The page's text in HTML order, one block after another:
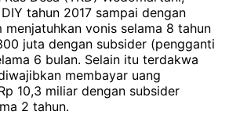
tahun 2017 sampai dengan
menjatuhkan vonis selama 8 tahun
juta dengan subsider (pengganti
6 bulan. Selain itu terdakwa
membayar uang
10,3 miliar dengan subsider
2 tahun.